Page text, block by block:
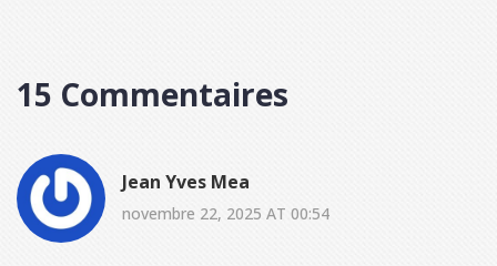
15 Commentaires
Jean Yves Mea
novembre 22, 2025 AT 00:54